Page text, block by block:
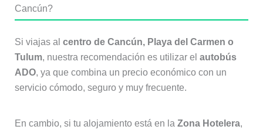
Cancún?
Si viajas al centro de Cancún, Playa del Carmen o
Tulum, nuestra recomendación es utilizar el autobús
ADO, ya que combina un precio económico con un
servicio cómodo, seguro y muy frecuente.
En cambio, si tu alojamiento está en la Zona Hotelera,